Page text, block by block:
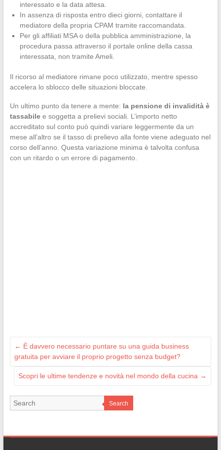
interessato e la data attesa.
In assenza di risposta entro dieci giorni, contattare il
mediatore della propria CPAM tramite raccomandata.
Per gli affiliati MSA o della pubblica amministrazione, la
procedura passa attraverso il portale online della cassa
interessata, non tramite Ameli.
Il ricorso al mediatore rimane poco utilizzato, mentre spesso
accelera lo sblocco delle situazioni bloccate.
Un ultimo punto da tenere a mente: la pensione di invalidità è
tassabilee soggetta a prelievi sociali. L’importo netto
accreditato sul conto può quindi variare leggermente da un
mese all’altro se il tasso di prelievo alla fonte viene adeguato nel
corso dell’anno. Questa variazione minima è talvolta confusa
con un ritardo o un errore di pagamento.
← È davvero necessario puntare su una guida business
gratuita per avviare il proprio progetto senza budget?
Scopri le ultime tendenze e novità nel mondo della cucina →
Search